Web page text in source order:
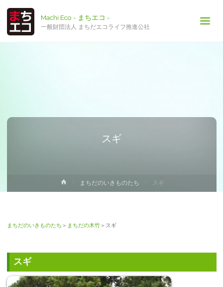
Machi Eco - まちエコ -
一般財団法人 まちだエコライフ推進公社
スギ
ー
まちだのいきものたち スギ
まちだのいきものたち ＞ まちだの木竹＞スギ
スギ